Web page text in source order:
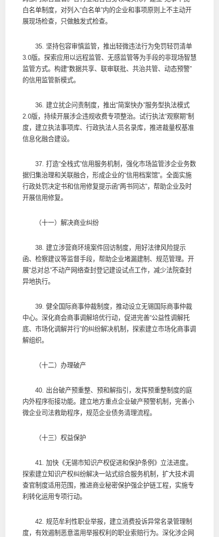
白名单制度，对列入“白名单”内的企业和事项原则上不主动开
展现场检查，只做触发式检查。
35. 坚持包容审慎监管，推出轻微违法行为免罚轻罚清单
3.0版。探索应用以远程监管、无感监管等为手段的非现场智慧
监管方式。构建“数据共享、联审联批、共治共管、动态预警”
的信用监管新模式。
36. 建立扰企问责制度，推出“简案快办”服务型执法模式
2.0版，持续开展涉企违规收费专项整治。试行执法“观察期”制
度，建立执法事项库、行政执法人员名录库，推进裁量权基准
信息化融合建设。
37. 打造“全栈式”信用服务机制，强化市场监管涉企业务数
据归集治理和关联融合，形成企业的“信用档案馆”。全面实施
行政处罚决定书和信用修复提示函“两书同达”，帮助企业及时
开展信用修复。
（十一）解决商业纠纷
38. 建立涉营商环境案件回访制度，用好法律风险提示
函、检察建议等监督手段，帮助企业堵漏建制、规范管理。开
展“总对总”不动产网络查封登记建设试点工作，减少法院查封
异地执行。
39. 健全国际商事仲裁制度，推动设立无锡国际商事仲裁
中心。深化商会商事调解培优行动，促进完善“公益性调解托
底、市场化调解并行”的纠纷解决机制，探索建立市场化商事调
解组织。
（十二）办理破产
40. 出台破产预重整、预和解指引，发挥预重整制度的庭
内外程序衔接功能。建立地方重点企业破产预警机制，完善小
微企业司法救助程序，规范企业债务清理流程。
（十三）权益保护
41. 加快《无锡市知识产权促进和保护条例》立法进度。
探索建立知识产权纠纷解决一站式综合服务机制，扩大技术调
查官制度适用范围，推进商业秘密保护强企护链工程，实施专
利转化运用专项行动。
42. 规范牟利性职业举报，建立消费投诉异常名录管理制
度，有效遏制恶意滥用举报权利的职业索赔行为。深化涉企网